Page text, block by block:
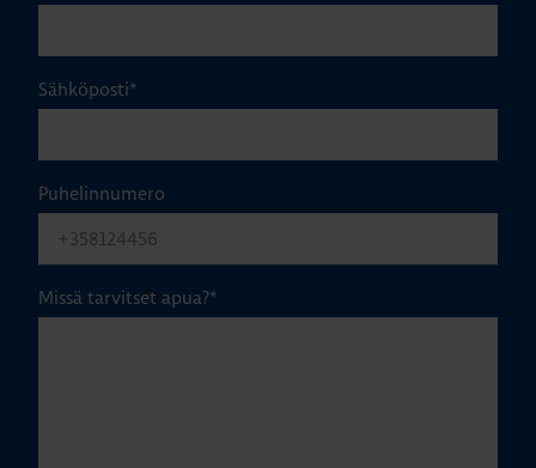
Sähköposti*
Puhelinnumero
Missä tarvitset apua?*